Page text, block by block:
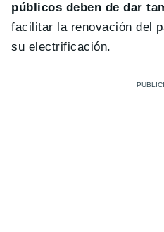
públicos deben de dar
facilitar la renovación del
su electrificación.